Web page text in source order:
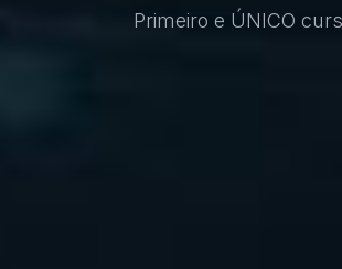
Primeiro e ÚNICO